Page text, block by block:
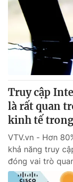
Truy cập
là rất quan
kinh tế
VTV.vn - Hơn
khả năng truy
đóng vai trò